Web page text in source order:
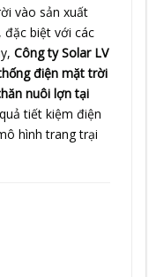
vào sản xuất
đặc biệt với các
Công ty Solar LV
điện mặt trời
nuôi lợn tại
tiết kiệm điện
hình trang trại